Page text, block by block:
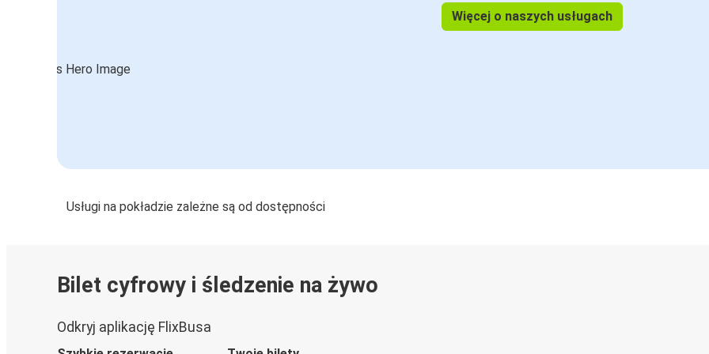
Więcej o naszych usługach
Usługi na pokładzie zależne są od dostępności
Bilet cyfrowy i śledzenie na żywo
Odkryj aplikację FlixBusa